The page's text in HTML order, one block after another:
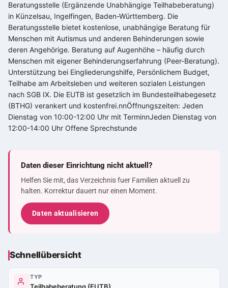
Beratungsstelle (Ergänzende Unabhängige Teilhabeberatung)
in Künzelsau, Ingelfingen, Baden-Württemberg. Die
Beratungsstelle bietet kostenlose, unabhängige Beratung für
Menschen mit Autismus und anderen Behinderungen sowie
deren Angehörige. Beratung auf Augenhöhe – häufig durch
Menschen mit eigener Behinderungserfahrung (Peer-Beratung).
Unterstützung bei Eingliederungshilfe, Persönlichem Budget,
Teilhabe am Arbeitsleben und weiteren sozialen Leistungen
nach SGB IX. Die EUTB ist gesetzlich im Bundesteilhabegesetz
(BTHG) verankert und kostenfrei.nnÖffnungszeiten: Jeden
Dienstag von 10:00-12:00 Uhr mit TerminnJeden Dienstag von
12:00-14:00 Uhr Offene Sprechstunde
Daten dieser Einrichtung nicht aktuell?
Helfen Sie mit, das Verzeichnis fuer Familien aktuell zu
halten. Korrektur dauert nur einen Moment.
Daten aktualisieren
Schnellübersicht
TYP